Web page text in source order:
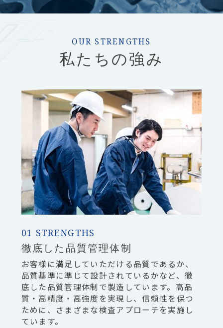
OUR STRENGTHS
私たちの強み
01 STRENGTHS
徹底した品質管理体制
お客様に満足していただける品質であるか、
品質基準に準じて設計されているかなど、徹
底した品質管理体制で製造しています。高品
質・高精度・高強度を実現し、信頼性を保つ
ために、さまざまな検査アプローチを実施し
ています。